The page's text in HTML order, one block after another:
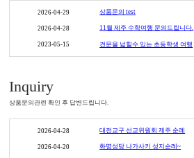
2026-04-29 상품문의 test
2026-04-28 11월 제주 수학여행 문의드립니다.
2023-05-15 견문을 넓힐수 있는 초등학생 여행
Inquiry
상품문의관련 확인 후 답변드립니다.
2026-04-28 대전교구 선교위원회 제주 순례
2026-04-20 화명성당 나가사키 성지순례~